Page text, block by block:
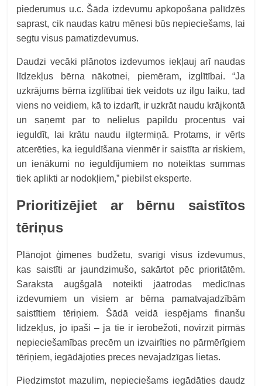
piederumus u.c. Šāda izdevumu apkopošana palīdzēs
saprast, cik naudas katru mēnesi būs nepieciešams, lai
segtu visus pamatizdevumus.
Daudzi vecāki plānotos izdevumos iekļauj arī naudas
līdzekļus bērna nākotnei, piemēram, izglītībai. “Ja
uzkrājums bērna izglītībai tiek veidots uz ilgu laiku, tad
viens no veidiem, kā to izdarīt, ir uzkrāt naudu krājkontā
un saņemt par to nelielus papildu procentus vai
ieguldīt, lai krātu naudu ilgtermiņā. Protams, ir vērts
atcerēties, ka ieguldīšana vienmēr ir saistīta ar riskiem,
un ienākumi no ieguldījumiem no noteiktas summas
tiek aplikti ar nodokļiem,” piebilst eksperte.
Prioritizējiet ar bērnu saistītos
tēriņus
Plānojot ģimenes budžetu, svarīgi visus izdevumus,
kas saistīti ar jaundzimušo, sakārtot pēc prioritātēm.
Saraksta augšgalā noteikti jāatrodas medicīnas
izdevumiem un visiem ar bērna pamatvajadzībām
saistītiem tēriņiem. Šādā veidā iespējams finanšu
līdzekļus, jo īpaši – ja tie ir ierobežoti, novirzīt pirmās
nepieciešamības precēm un izvairīties no pārmērīgiem
tēriņiem, iegādājoties preces nevajadzīgas lietas.
Piedzimstot mazulim, nepieciešams iegādāties daudz